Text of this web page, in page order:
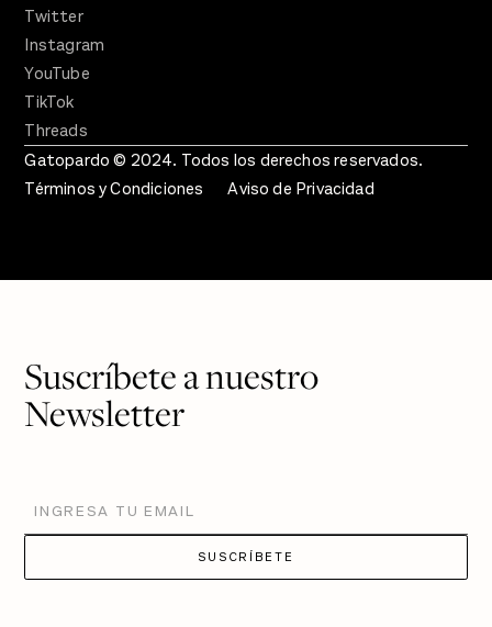
Twitter
Instagram
YouTube
TikTok
Threads
Gatopardo © 2024. Todos los derechos reservados.
Términos y Condiciones
Aviso de Privacidad
Suscríbete a nuestro
Newsletter